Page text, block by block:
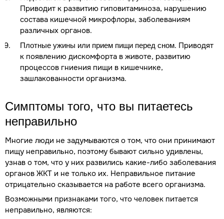
Приводит к развитию гиповитаминоза, нарушению
состава кишечной микрофлоры, заболеваниям
различных органов.
Плотные ужины или прием пищи перед сном. Приводят
к появлению дискомфорта в животе, развитию
процессов гниения пищи в кишечнике,
зашлакованности организма.
Симптомы того, что вы питаетесь
неправильно
Многие люди не задумываются о том, что они принимают
пищу неправильно, поэтому бывают сильно удивлены,
узнав о том, что у них развились какие-либо заболевания
органов ЖКТ и не только их. Неправильное питание
отрицательно сказывается на работе всего организма.
Возможными признаками того, что человек питается
неправильно, являются: